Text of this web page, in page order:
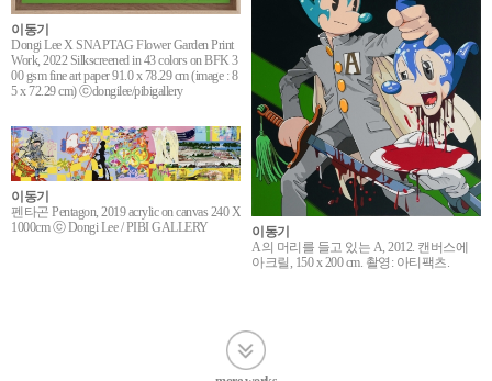
이동기
Dongi Lee X SNAPTAG Flower Garden Print
Work, 2022 Silkscreened in 43 colors on BFK 3
00 gsm fine art paper 91.0 x 78.29 cm (image : 8
5 x 72.29 cm) ⓒdongilee/pibigallery
이동기
A의 머리를 들고 있는 A, 2012. 캔버스에
아크릴, 150 x 200 cm. 촬영: 아티팩츠.
이동기
펜타곤 Pentagon, 2019 acrylic on canvas 240 X
1000cm ⓒ Dongi Lee / PIBI GALLERY